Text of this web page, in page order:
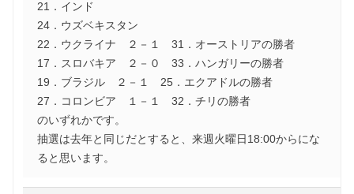
21．インド
24．ウズベキスタン
22．ウクライナ ２－１ 31．オーストリアの勝者
17．スロバキア ２－０ 33．ハンガリーの勝者
19．ブラジル ２－１ 25．エクアドルの勝者
27．コロンビア １－１ 32．チリの勝者
のいずれかです。
抽選は去年と同じだとすると、来週火曜日18:00からにな
ると思います。